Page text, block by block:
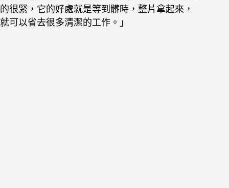
的很緊，它的好處就是等到髒時，整片拿起來，
就可以省去很多清潔的工作。」